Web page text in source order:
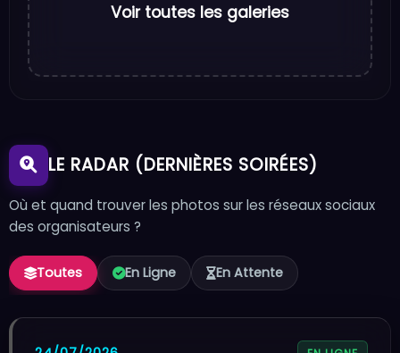
Voir toutes les galeries
LE RADAR (DERNIÈRES SOIRÉES)
Où et quand trouver les photos sur les réseaux sociaux
des organisateurs ?
Toutes En Ligne En Attente